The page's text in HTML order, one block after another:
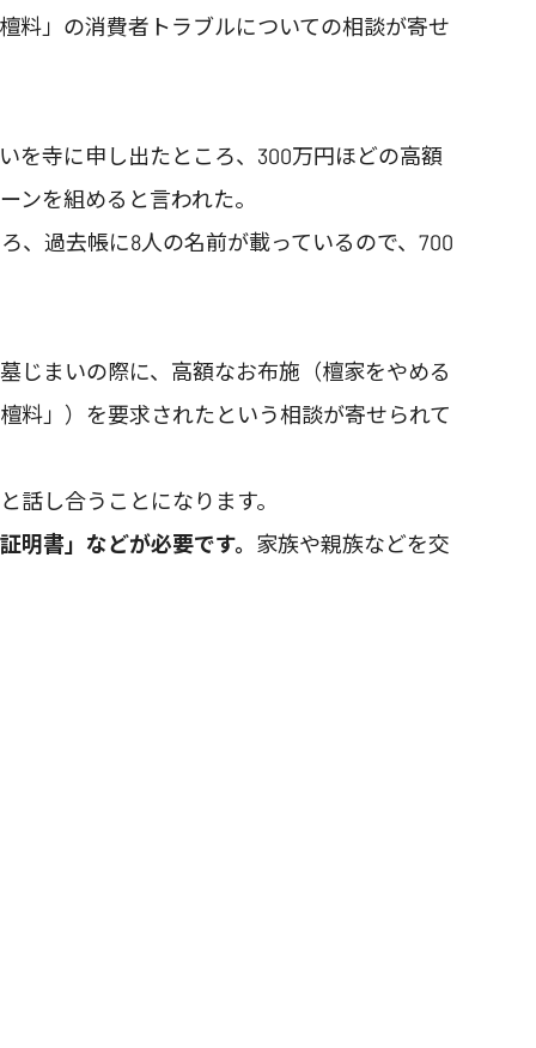
料」の消費者トラブルについての相談が寄せ
を寺に申し出たところ、300万円ほどの高額
ンを組めると言われた。
、過去帳に8人の名前が載っているので、700
じまいの際に、高額なお布施（檀家をやめる
料」）を要求されたという相談が寄せられて
話し合うことになります。
明書」などが必要です。 家族や親族などを交